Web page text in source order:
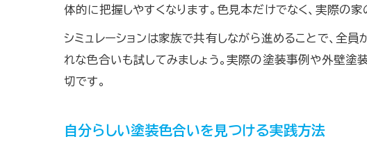
色
体的に把握しやすくなります。色見本だけでなく、実際の
シミュレーションは家族で共有しながら進めることで、全
れな色合いも試してみましょう。実際の塗装事例や外壁塗
切です。
自分らしい塗装色合いを見つける実践方法